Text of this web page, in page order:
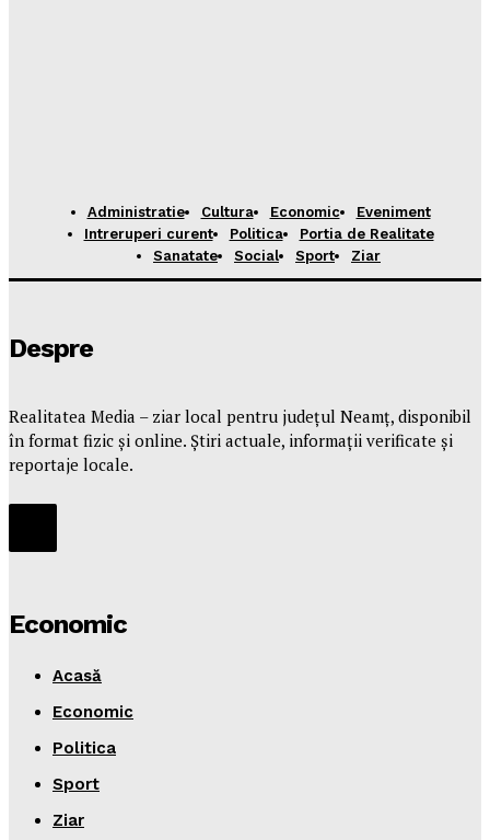
Administratie Cultura Economic
Eveniment
Intreruperi curent
Politica
Portia de Realitate
Sanatate
Social Sport Ziar
Despre
Realitatea Media – ziar local pentru județul Neamț, disponibil
în format fizic și online. Știri actuale, informații verificate și
reportaje locale.
Economic
Acasă
Economic
Politica
Sport
Ziar